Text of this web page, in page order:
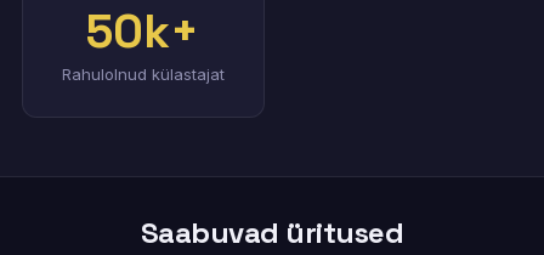
50k+
Rahulolnud külastajat
Saabuvad üritused